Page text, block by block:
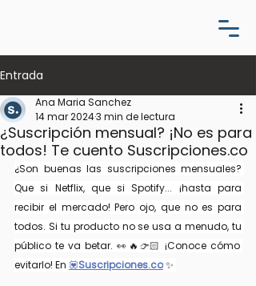
Entrada
¿Suscripción mensual? ¡No es para
todos! Te cuento Suscripciones.co
Ana Maria Sanchez
14 mar 20243 min de lectura
¿Son buenas las suscripciones mensuales?
Que si Netflix, que si Spotify... ¡hasta para
recibir el mercado! Pero ojo, que no es para
todos. Si tu producto no se usa a menudo, tu
público te va betar. 👀🔥👉🏻 ¡Conoce cómo
evitarlo! En 💟Suscripciones.co✨